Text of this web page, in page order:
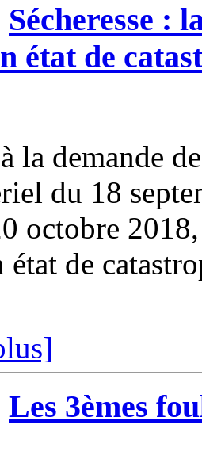
Sécheresse :
état de
la demande
du 18
octobre
état de
Les 3èmes